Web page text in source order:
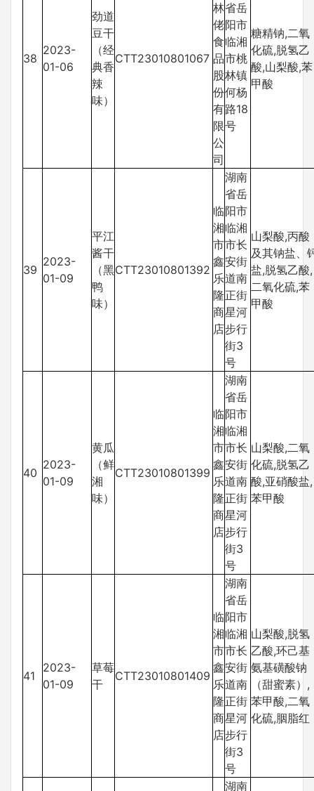
38
2023-
01-06
劲道
豆干
（经
典香
辣
味）
CTT23010801067
林
佬
食
品
股
份
有
限
公
司
省岳
阳市
临湘
市桃
林镇
何杨
路18
号
糖精钠,二氧
化硫,脱氢乙
酸,山梨酸,苯
甲酸
39
2023-
01-09
平江
酱干
（黑
鸭
味）
CTT23010801392
临
湘
市
鑫
乐
隆
商
店
湖南
省岳
阳市
临湘
市长
安街
道南
正街
星河
步行
街3
号
山梨酸,丙酸
及其钠盐、
盐,脱氢乙酸,
二氧化硫,苯
甲酸
40
2023-
01-09
黄瓜
（鲜
湘
味）
CTT23010801399
临
湘
市
鑫
乐
隆
商
店
湖南
省岳
阳市
临湘
市长
安街
道南
正街
星河
步行
街3
号
山梨酸,二氧
化硫,脱氢乙
酸,亚硝酸盐,
苯甲酸
41
2023-
01-09
草莓
干
CTT23010801409
临
湘
市
鑫
乐
隆
商
店
湖南
省岳
阳市
临湘
市长
安街
道南
正街
星河
步行
街3
号
山梨酸,脱氢
乙酸,环己基
氨基磺酸钠
（甜蜜素）,
苯甲酸,二氧
化硫,胭脂红
湖南